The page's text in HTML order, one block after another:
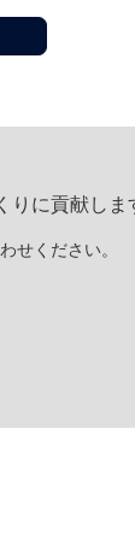
りに貢献しま
せください。